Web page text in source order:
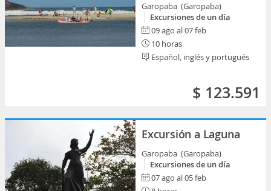
Garopaba (Garopaba)
Excursiones de un día
09 ago al 07 feb
10 horas
Español, inglés y portugués
$ 123.591
Excursión a Laguna
Garopaba (Garopaba)
Excursiones de un día
07 ago al 05 feb